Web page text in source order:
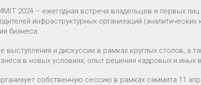
2024 – ежегодная встреча владельцев и первых
инфраструктурных организаций
бизнеса.
и дискуссии в рамках круглых столов, а
в новых условиях, опыт решения кадровых и иных
собственную сессию в рамках саммита 11